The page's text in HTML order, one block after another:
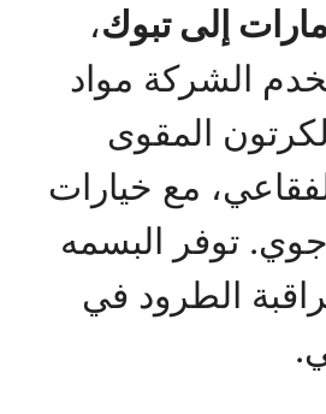
إلى تبوك،
الشركة مواد
المقوى
مع خيارات
توفر البسمه
الطرود في